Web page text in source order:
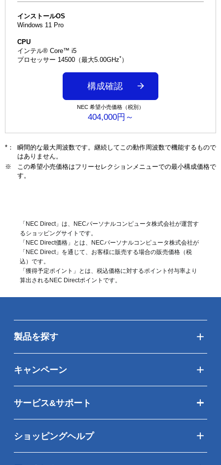
インストールOS
Windows 11 Pro
CPU
インテル® Core™ i5
プロセッサー 14500（最大5.00GHz*）
構成確認
NEC 希望小売価格（税別）
404,000円～
*：
瞬間的な最大周波数です。継続してこの動作周波数で機能するもので
はありません。
※
この希望小売価格はフリーセレクションメニューでの最小構成価格で
す。
「NEC Direct」は、NECパーソナルコンピュータ株式会社が運営す
るショッピングサイトです。
「NEC Direct価格」とは、NECパーソナルコンピュータ株式会社が
「NEC Direct」を通じて、お客様に販売する場合の販売価格（税
込 ）です。
「獲得予定ポイント」とは、税込価格に対するポイント付与率より
算出されるNEC Directポイントです。
製品を探す
キャンペーン
サービス&サポート
ショッピングヘルプ